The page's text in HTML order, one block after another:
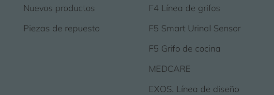
Nuevos productos
Piezas de repuesto
F4 Línea de grifos
F5 Smart Urinal Sensor
F5 Grifo de cocina
MEDCARE
EXOS. Línea de diseño